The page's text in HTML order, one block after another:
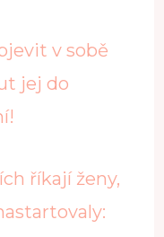
v sobě
jej do
říkají ženy,